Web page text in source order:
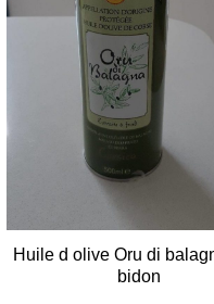
Huile d olive Oru di
bidon